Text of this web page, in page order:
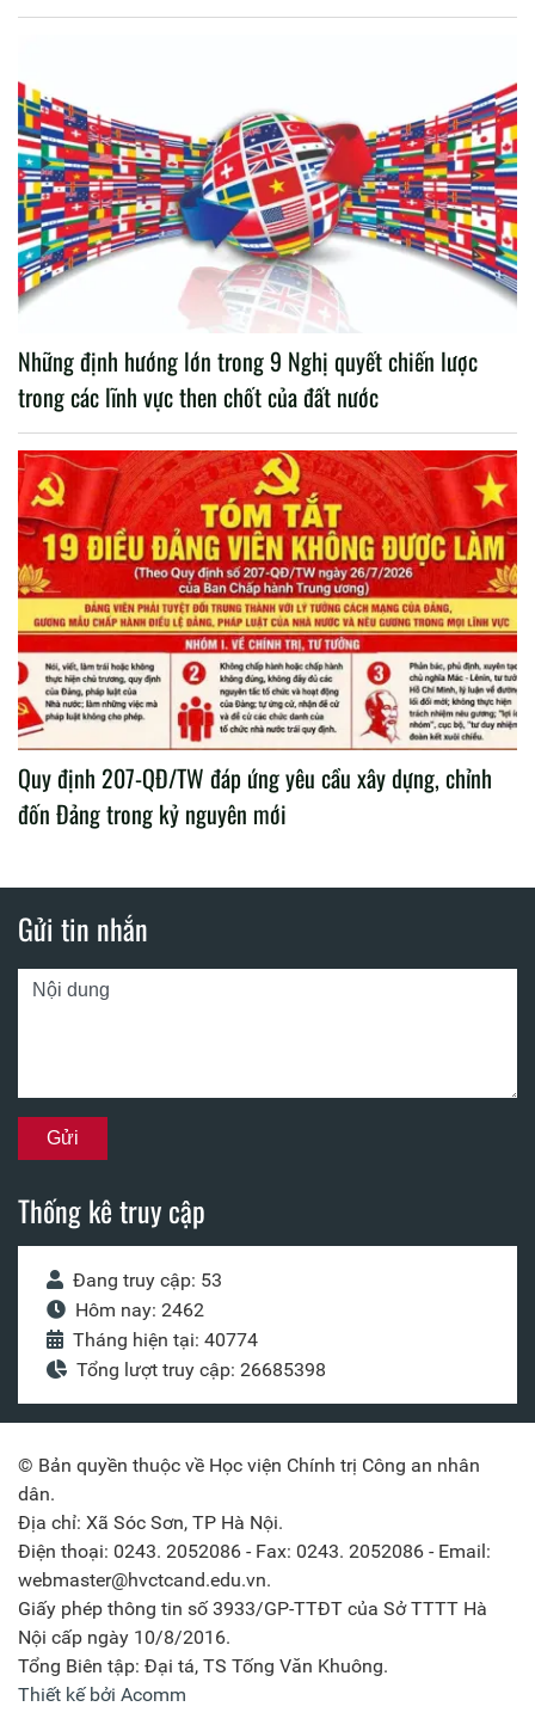
Những định hướng lớn trong 9 Nghị quyết chiến lược
trong các lĩnh vực then chốt của đất nước
Quy định 207-QĐ/TW đáp ứng yêu cầu xây dựng, chỉnh
đốn Đảng trong kỷ nguyên mới
Gửi tin nhắn
Thống kê truy cập
Đang truy cập: 53
Hôm nay: 2462
Tháng hiện tại: 40774
Tổng lượt truy cập: 26685398
© Bản quyền thuộc về Học viện Chính trị Công an nhân
dân.
Địa chỉ: Xã Sóc Sơn, TP Hà Nội.
Điện thoại: 0243. 2052086 - Fax: 0243. 2052086 - Email:
webmaster@hvctcand.edu.vn.
Giấy phép thông tin số 3933/GP-TTĐT của Sở TTTT Hà
Nội cấp ngày 10/8/2016.
Tổng Biên tập: Đại tá, TS Tống Văn Khuông.
Thiết kế bởi Acomm